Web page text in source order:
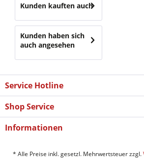
Kunden kauften auch
Kunden haben sich
auch angesehen
Service Hotline
Shop Service
Informationen
* Alle Preise inkl. gesetzl. Mehrwertsteuer zzgl.